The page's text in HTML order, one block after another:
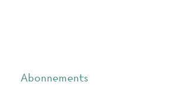
Abonnements